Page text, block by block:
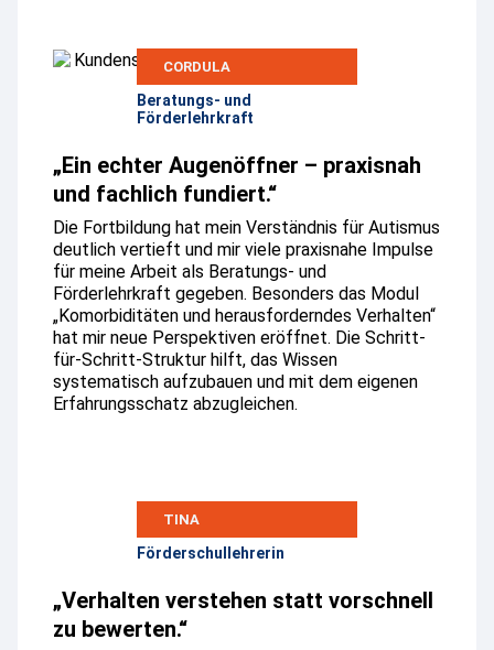
CORDULA
Beratungs- und
Förderlehrkraft
„Ein echter Augenöffner – praxisnah
und fachlich fundiert.“
Die Fortbildung hat mein Verständnis für Autismus
deutlich vertieft und mir viele praxisnahe Impulse
für meine Arbeit als Beratungs- und
Förderlehrkraft gegeben. Besonders das Modul
„Komorbiditäten und herausforderndes Verhalten“
hat mir neue Perspektiven eröffnet. Die Schritt-
für-Schritt-Struktur hilft, das Wissen
systematisch aufzubauen und mit dem eigenen
Erfahrungsschatz abzugleichen.
TINA
Förderschullehrerin
„Verhalten verstehen statt vorschnell
zu bewerten.“